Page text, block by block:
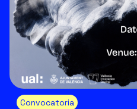
Convocatoria